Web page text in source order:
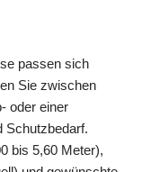
passen sich
Sie zwischen
oder einer
Schutzbedarf.
bis 5,60 Meter),